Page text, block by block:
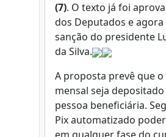
(7). O texto já foi
dos Deputados e
sanção do presidente
da Silva.
A proposta prevê que
mensal seja
pessoa beneficiária.
Pix automatizado